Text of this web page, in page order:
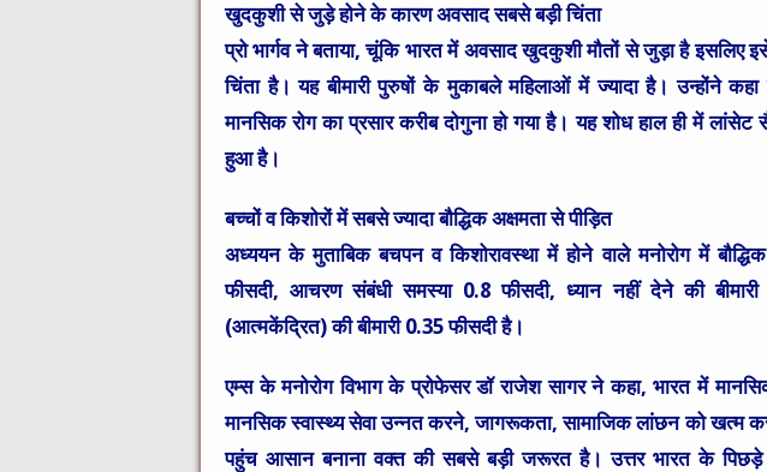
खुदकुशी से जुड़े होने के कारण अवसाद सबसे बड़ी चिंता
प्रो भार्गव ने बताया, चूंकि भारत में अवसाद खुदकुशी मौतों से जुड़ा है इसलिए
चिंता है। यह बीमारी पुरुषों के मुकाबले महिलाओं में ज्यादा है। उन्होंने
मानसिक रोग का प्रसार करीब दोगुना हो गया है। यह शोध हाल ही में लांसेट
हुआ है।
बच्चों व किशोरों में सबसे ज्यादा बौद्धिक अक्षमता से पीड़ित
अध्ययन के मुताबिक बचपन व किशोरावस्था में होने वाले मनोरोग में
फीसदी, आचरण संबंधी समस्या 0.8 फीसदी, ध्यान नहीं देने की
(आत्मकेंद्रित) की बीमारी 0.35 फीसदी है।
एम्स के मनोरोग विभाग के प्रोफेसर डॉ राजेश सागर ने कहा, भारत में
मानसिक स्वास्थ्य सेवा उन्नत करने, जागरूकता, सामाजिक लांछन को खत्म
पहुंच आसान बनाना वक्त की सबसे बड़ी जरूरत है। उत्तर भारत के पिछड़े